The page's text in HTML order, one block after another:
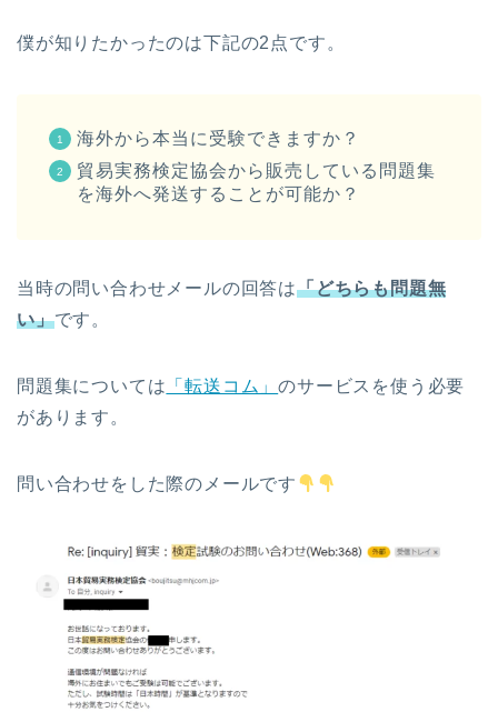
僕が知りたかったのは下記の2点です。
海外から本当に受験できますか？
貿易実務検定協会から販売している問題集
を海外へ発送することが可能か？
当時の問い合わせメールの回答は「どちらも問題無
い」です。
問題集については 「転送コム」のサービスを使う必要
があります。
問い合わせをした際のメールです